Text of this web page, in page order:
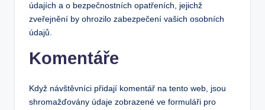
údajích a o bezpečnostních opatřeních, jejichž
zveřejnění by ohrozilo zabezpečení vašich osobních
údajů.
Komentáře
Když návštěvníci přidají komentář na tento web, jsou
shromažďovány údaje zobrazené ve formuláři pro